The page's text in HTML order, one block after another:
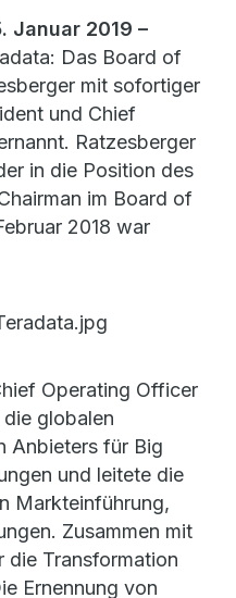
Januar 2019 –
Das Board of
mit sofortiger
und Chief
Ratzesberger
in die Position des
im Board of
2018 war
Operating Officer
globalen
Anbieters für Big
und leitete die
Markteinführung,
Zusammen mit
die Transformation
Ernennung von